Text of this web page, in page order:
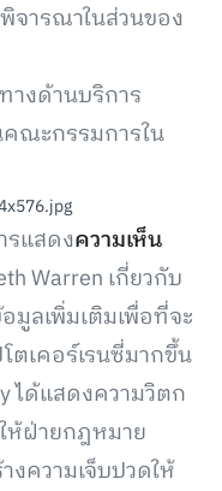
พิจารณาในส่วนของ
างด้านบริการ
คณะกรรมการใน
รแสดงความเห็น
Warren เกี่ยวกับ
มูลเพิ่มเติมเพื่อที่จะ
ตเคอร์เรนซี่มากขึ้น
ได้แสดงความวิตก
ห้ฝ่ายกฎหมาย
ความเจ็บปวดให้